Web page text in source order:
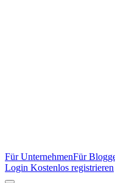
Für UnternehmenFür
Login Kostenlos registrieren